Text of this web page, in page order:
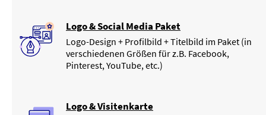
Logo & Social Media Paket
Logo-Design + Profilbild + Titelbild im Paket (in
verschiedenen Größen für z.B. Facebook,
Pinterest, YouTube, etc.)
Logo & Visitenkarte